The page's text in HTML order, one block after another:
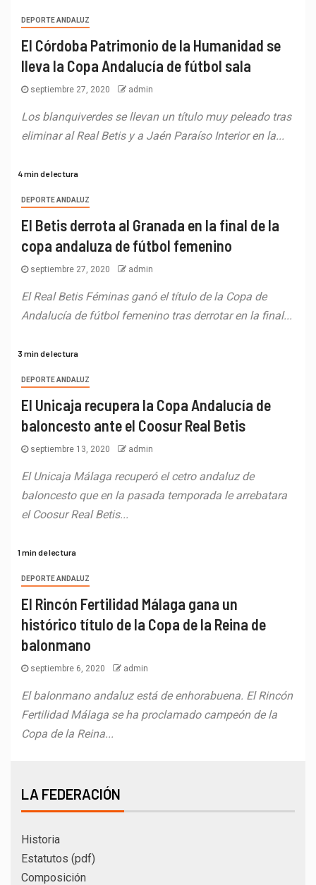
DEPORTE ANDALUZ
El Córdoba Patrimonio de la Humanidad se
lleva la Copa Andalucía de fútbol sala
septiembre 27, 2020 admin
Los blanquiverdes se llevan un título muy peleado tras
eliminar al Real Betis y a Jaén Paraíso Interior en la...
4 min de lectura
DEPORTE ANDALUZ
El Betis derrota al Granada en la final de la
copa andaluza de fútbol femenino
septiembre 27, 2020 admin
El Real Betis Féminas ganó el título de la Copa de
Andalucía de fútbol femenino tras derrotar en la final...
3 min de lectura
DEPORTE ANDALUZ
El Unicaja recupera la Copa Andalucía de
baloncesto ante el Coosur Real Betis
septiembre 13, 2020 admin
El Unicaja Málaga recuperó el cetro andaluz de
baloncesto que en la pasada temporada le arrebatara
el Coosur Real Betis...
1 min de lectura
DEPORTE ANDALUZ
El Rincón Fertilidad Málaga gana un
histórico título de la Copa de la Reina de
balonmano
septiembre 6, 2020 admin
El balonmano andaluz está de enhorabuena. El Rincón
Fertilidad Málaga se ha proclamado campeón de la
Copa de la Reina...
LA FEDERACIÓN
Historia
Estatutos (pdf)
Composición